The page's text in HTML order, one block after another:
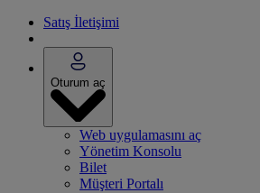
Satış İletişimi
Oturum aç
Web uygulamasını aç
Yönetim Konsolu
Bilet
Müşteri Portalı